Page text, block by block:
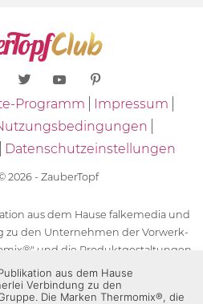
Programm
Impressum
Datenschutzeinstellungen
2026 - ZauberTopf
aus dem Hause falkemedia und
zu den Unternehmen der Vorwerk-
und die Produktgestaltungen
Marken der Unternehmen
Thermomix®, die Zeichen TM5®,
aus dem Hause
Verbindung zu den
Die Marken Thermomix®, die